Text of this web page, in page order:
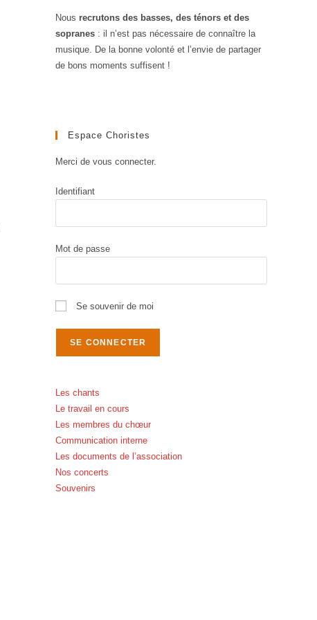
Nous recrutons des basses, des ténors et des
sopranes : il n’est pas nécessaire de connaître la
musique. De la bonne volonté et l’envie de partager
de bons moments suffisent !
Espace Choristes
Merci de vous connecter.
Identifiant
Mot de passe
Se souvenir de moi
Les chants
Le travail en cours
Les membres du chœur
Communication interne
Les documents de l’association
Nos concerts
Souvenirs